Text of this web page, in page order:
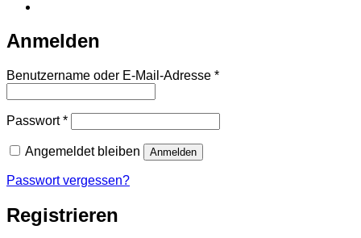
Anmelden
Benutzername oder E-Mail-Adresse *
Passwort*
Angemeldet bleiben Anmelden
Passwort vergessen?
Registrieren